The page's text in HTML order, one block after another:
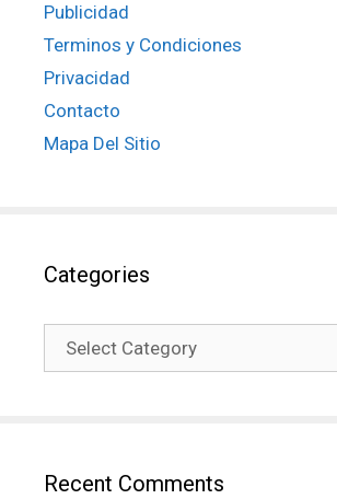
Publicidad
Terminos y Condiciones
Privacidad
Contacto
Mapa Del Sitio
Categories
Recent Comments